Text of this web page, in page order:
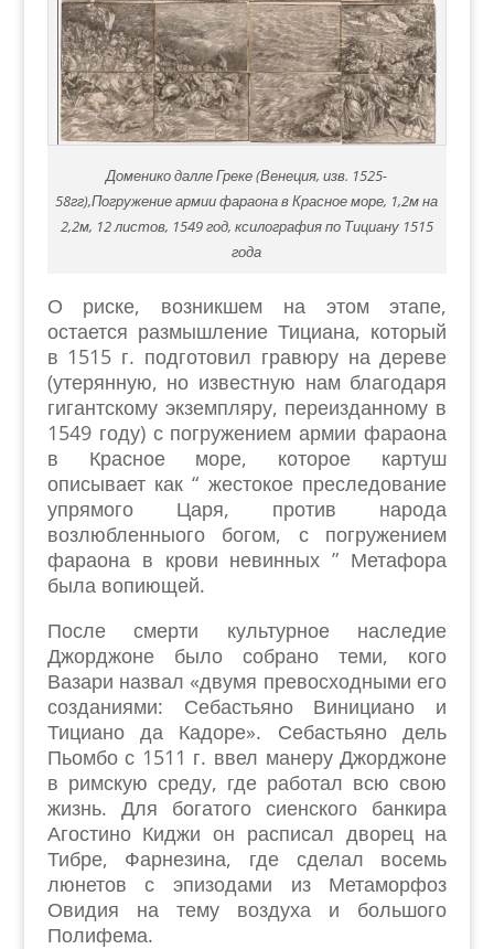
Доменико далле Греке (Венеция, изв. 1525-
58гг),Погружение армии фараона в Красное море, 1,2м на
2,2м, 12 листов, 1549 год, ксилография по Тициану 1515
года
О риске, возникшем на этом этапе,
остается размышление Тициана, который
в 1515 г. подготовил гравюру на дереве
(утерянную, но известную нам благодаря
гигантскому экземпляру, переизданному в
1549 году) с погружением армии фараона
в Красное море, которое картуш
описывает как “ жестокое преследование
упрямого Царя, против народа
возлюбленныого богом, с погружением
фараона в крови невинных ” Метафора
была вопиющей.
После смерти культурное наследие
Джорджоне было собрано теми, кого
Вазари назвал «двумя превосходными его
созданиями: Себастьяно Винициано и
Тициано да Кадоре». Себастьяно дель
Пьомбо с 1511 г. ввел манеру Джорджоне
в римскую среду, где работал всю свою
жизнь. Для богатого сиенского банкира
Агостино Киджи он расписал дворец на
Тибре, Фарнезина, где сделал восемь
люнетов с эпизодами из Метаморфоз
Овидия на тему воздуха и большого
Полифема.